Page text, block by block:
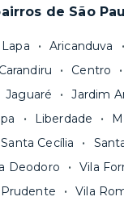
junto
uma
Seja
Você
vida na
A
sua
de São
Aricanduva
Carandiru Centro
Jaguaré Jardim
Liberdade
Santa Cecília
Deodoro Vila
Vila